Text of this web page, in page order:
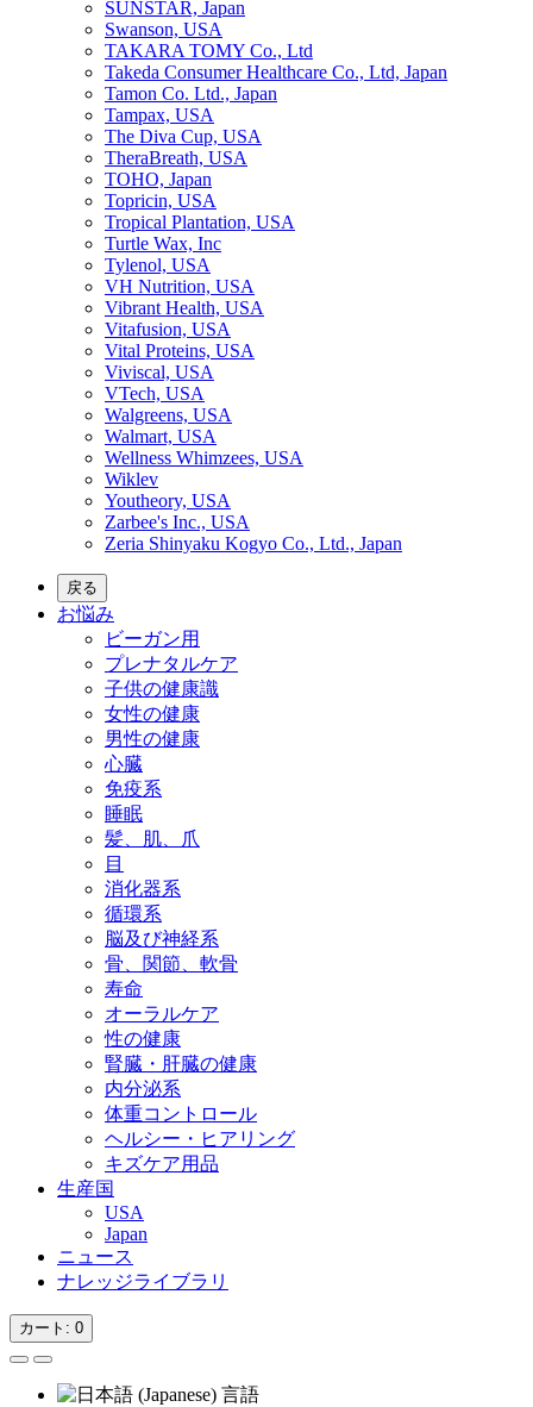
SUNSTAR, Japan
Swanson, USA
TAKARA TOMY Co., Ltd
Takeda Consumer Healthcare Co., Ltd, Japan
Tamon Co. Ltd., Japan
Tampax, USA
The Diva Cup, USA
TheraBreath, USA
TOHO, Japan
Topricin, USA
Tropical Plantation, USA
Turtle Wax, Inc
Tylenol, USA
VH Nutrition, USA
Vibrant Health, USA
Vitafusion, USA
Vital Proteins, USA
Viviscal, USA
VTech, USA
Walgreens, USA
Walmart, USA
Wellness Whimzees, USA
Wiklev
Youtheory, USA
Zarbee's Inc., USA
Zeria Shinyaku Kogyo Co., Ltd., Japan
戻る
お悩み
ビーガン用
プレナタルケア
子供の健康識
女性の健康
男性の健康
心臓
免疫系
睡眠
髪、肌、爪
目
消化器系
循環系
脳及び神経系
骨、関節、軟骨
寿命
オーラルケア
性の健康
腎臓・肝臓の健康
内分泌系
体重コントロール
ヘルシー・ヒアリング
キズケア用品
生産国
USA
Japan
ニュース
ナレッジライブラリ
カート : 0
言語